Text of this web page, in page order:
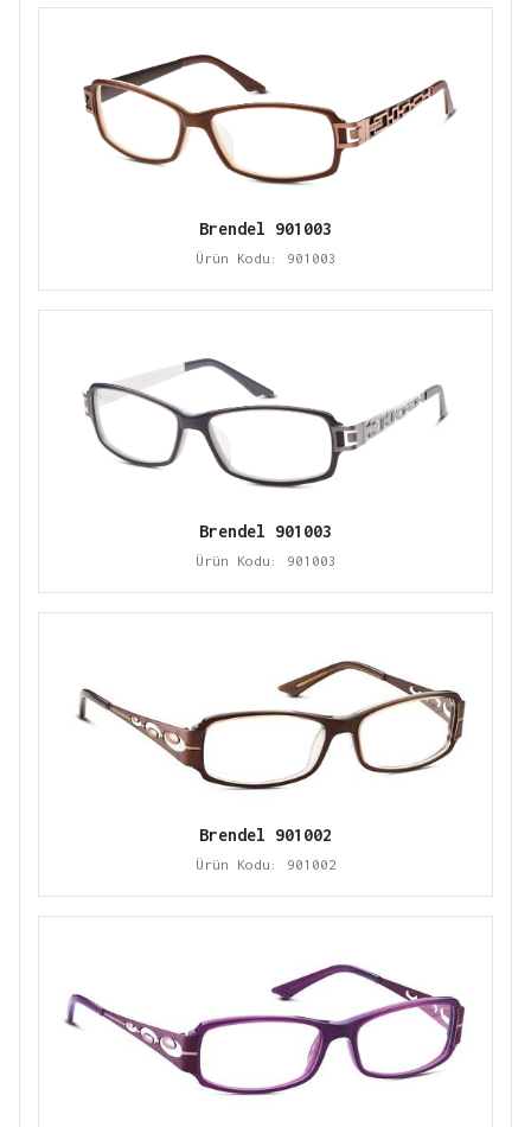
Brendel 901003
Ürün Kodu: 901003
Brendel 901003
Ürün Kodu: 901003
Brendel 901002
Ürün Kodu: 901002